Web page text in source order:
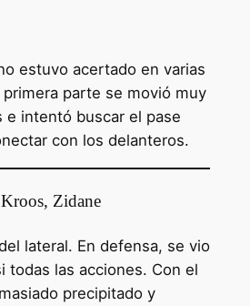
estuvo acertado en varias
parte se movió muy
e intentó buscar el pase
con los delanteros.
Zidane
lateral. En defensa, se vio
todas las acciones. Con el
precipitado y